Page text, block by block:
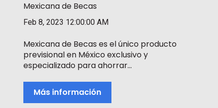
Mexicana de Becas
Feb 8, 2023 12:00:00 AM
Mexicana de Becas es el único producto
previsional en México exclusivo y
especializado para ahorrar...
Más información